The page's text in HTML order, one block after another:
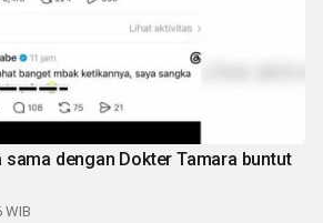
sama dengan Dokter Tamara buntut
WIB